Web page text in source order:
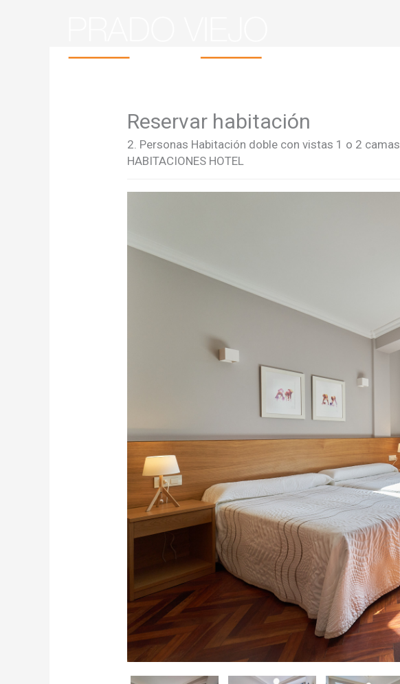
Reservar habitación
2. Personas Habitación doble con vistas 1 o 2 camas
HABITACIONES HOTEL